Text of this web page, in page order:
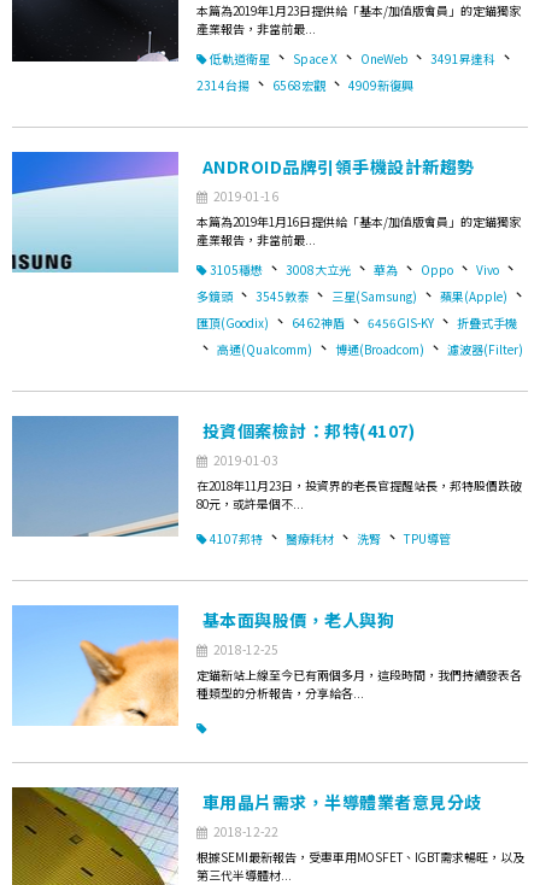
本篇為2019年1月23日提供給「基本/加值版會員」的定錨獨家
產業報告，非當前最...
低軌道衛星 、 Space X 、 OneWeb 、 3491昇達科 、
2314台揚 、 6568宏觀 、 4909新復興
ANDROID品牌引領手機設計新趨勢
2019-01-16
本篇為2019年1月16日提供給「基本/加值版會員」的定錨獨家
產業報告，非當前最...
3105穩懋 、 3008大立光 、 華為 、 Oppo 、 Vivo 、
多鏡頭 、 3545敦泰 、 三星(Samsung) 、 蘋果(Apple) 、
匯頂(Goodix) 、 6462神盾 、 6456GIS-KY 、 折疊式手機
、 高通(Qualcomm) 、 博通(Broadcom) 、 濾波器(Filter)
投資個案檢討：邦特(4107)
2019-01-03
在2018年11月23日，投資界的老長官提醒站長，邦特股價跌破
80元，或許是個不...
4107邦特 、 醫療耗材 、 洗腎 、 TPU導管
基本面與股價，老人與狗
2018-12-25
定錨新站上線至今已有兩個多月，這段時間，我們持續發表各
種類型的分析報告，分享給各...
車用晶片需求，半導體業者意見分歧
2018-12-22
根據SEMI最新報告，受惠車用MOSFET、IGBT需求暢旺，以及
第三代半導體材...